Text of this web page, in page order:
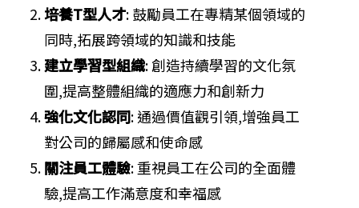
培養T型人才: 鼓勵員工在專精某個領域的
同時,拓展跨領域的知識和技能
建立學習型組織: 創造持續學習的文化氛
圍,提高整體組織的適應力和創新力
強化文化認同: 通過價值觀引領,增強員工
對公司的歸屬感和使命感
關注員工體驗: 重視員工在公司的全面體
驗,提高工作滿意度和幸福感